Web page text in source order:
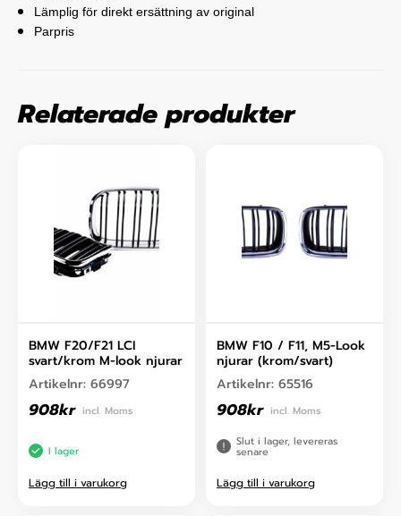
Lämplig för direkt ersättning av original
Parpris
Relaterade produkter
BMW F20/F21 LCI
svart/krom M-look njurar
Artikelnr: 66997
908kr incl. Moms
I lager
Lägg till i varukorg
BMW F10 / F11, M5-Look
njurar (krom/svart)
Artikelnr: 65516
908kr incl. Moms
Slut i lager, levereras
senare
Lägg till i varukorg